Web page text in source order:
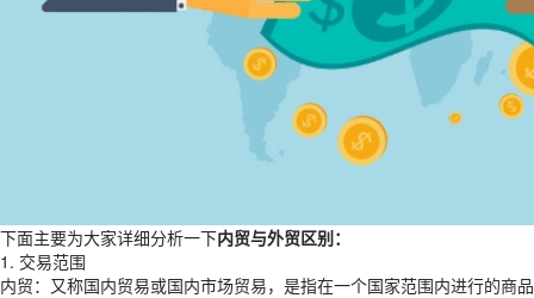
下面主要为大家详细分析一下内贸与外贸区别：
1. 交易范围
内贸：又称国内贸易或国内市场贸易，是指在一个国家范围内进行的商品